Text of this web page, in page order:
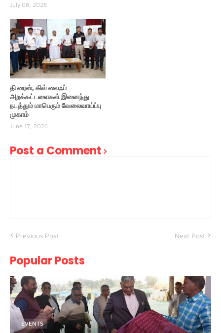
July 08, 2026
தி ரைஸ், கிவ் லைஃப்
அறக்கட்டளைகள் இனைந்து
நடத்தும் மாபெரும் வேலைவாய்ப்பு
முகாம்
June 17, 2026
Post a Comment
Previous Post Next Post
Popular Posts
EVENTS